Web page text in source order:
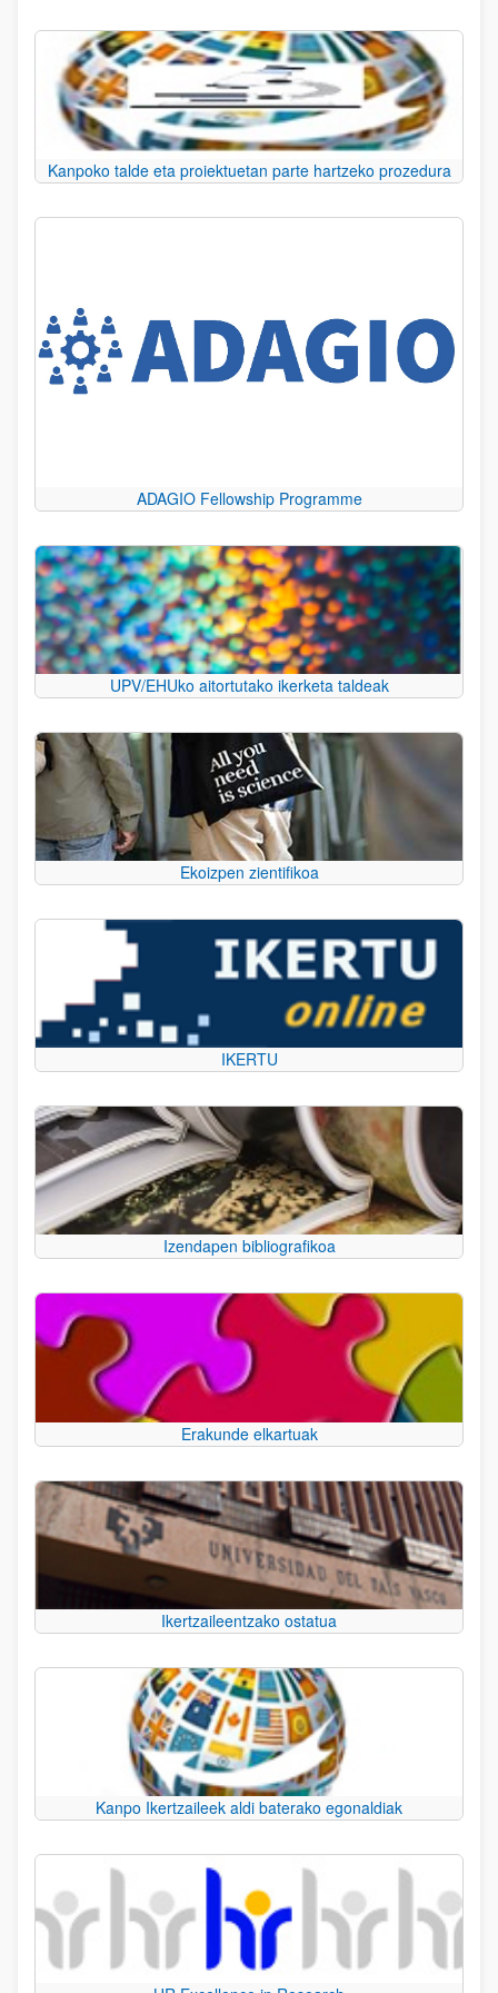
Kanpoko talde eta proiektuetan parte hartzeko prozedura
ADAGIO Fellowship Programme
UPV/EHUko aitortutako ikerketa taldeak
Ekoizpen zientifikoa
IKERTU
Izendapen bibliografikoa
Erakunde elkartuak
Ikertzaileentzako ostatua
Kanpo Ikertzaileek aldi baterako egonaldiak